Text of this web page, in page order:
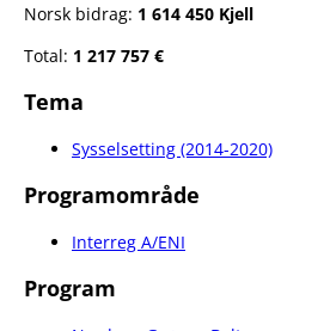
Norsk bidrag: 1 614 450 Kjell
Total: 1 217 757 €
Tema
Sysselsetting (2014-2020)
Programområde
Interreg A/ENI
Program